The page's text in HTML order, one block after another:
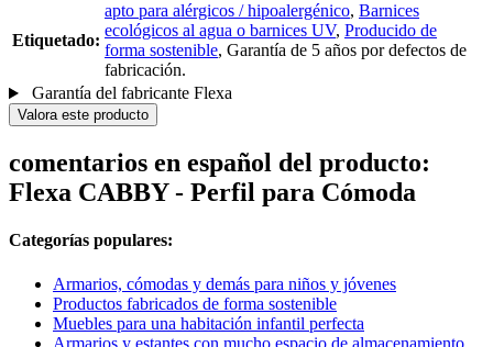
Etiquetado:
apto para alérgicos / hipoalergénico, Barnices
ecológicos al agua o barnices UV, Producido de
forma sostenible, Garantía de 5 años por defectos de
fabricación.
Garantía del fabricante Flexa
Valora este producto
comentarios en español del producto:
Flexa CABBY - Perfil para Cómoda
Categorías populares:
Armarios, cómodas y demás para niños y jóvenes
Productos fabricados de forma sostenible
Muebles para una habitación infantil perfecta
Armarios y estantes con mucho espacio de almacenamiento